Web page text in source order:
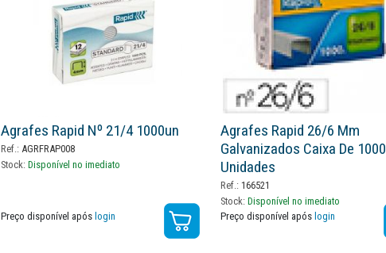
Agrafes Rapid Nº 21/4 1000un
Ref.:AGRFRAP008
Stock: Disponível no imediato
Preço disponível após login
Agrafes Rapid 26/6 Mm
Galvanizados Caixa De 1000
Unidades
Ref.:166521
Stock: Disponível no imediato
Preço disponível após login